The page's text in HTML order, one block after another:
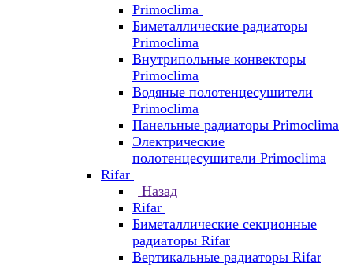
Primoclima
Биметаллические радиаторы
Primoclima
Внутрипольные конвекторы
Primoclima
Водяные полотенцесушители
Primoclima
Панельные радиаторы Primoclima
Электрические
полотенцесушители Primoclima
Rifar
Назад
Rifar
Биметаллические секционные
радиаторы Rifar
Вертикальные радиаторы Rifar